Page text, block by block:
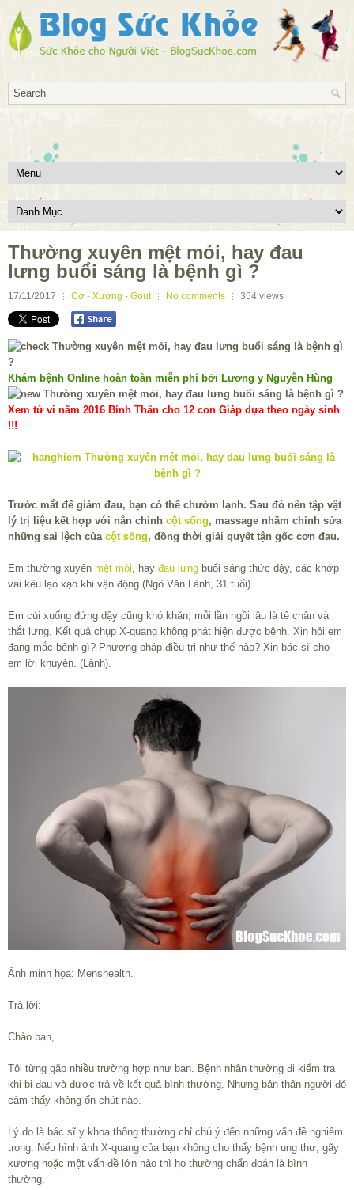
Thường xuyên mệt mỏi, hay đau
lưng buổi sáng là bệnh gì ?
17/11/2017 Cơ - Xương - Gout No comments 354 views
Khám bệnh Online hoàn toàn miễn phí bởi Lương y Nguyễn Hùng
Xem tử vi năm 2016 Bính Thân cho 12 con Giáp dựa theo ngày sinh
!!!
Trước mắt để giảm đau, bạn có thể chườm lạnh. Sau đó nên tập vật
lý trị liệu kết hợp với nắn chỉnh cột sống, massage nhằm chỉnh sửa
những sai lệch của cột sống, đồng thời giải quyết tận gốc cơn đau.
Em thường xuyên mệt mỏi, hay đau lưng buổi sáng thức dậy, các khớp
vai kêu lạo xạo khi vận động (Ngô Văn Lành, 31 tuổi).
Em cúi xuống đứng dậy cũng khó khăn, mỗi lần ngồi lâu là tê chân và
thắt lưng. Kết quả chụp X-quang không phát hiện được bệnh. Xin hỏi em
đang mắc bệnh gì? Phương pháp điều trị như thế nào? Xin bác sĩ cho
em lời khuyên. (Lành).
Ảnh minh họa: Menshealth.
Trả lời:
Chào bạn,
Tôi từng gặp nhiều trường hợp như bạn. Bệnh nhân thường đi kiểm tra
khi bị đau và được trả về kết quả bình thường. Nhưng bản thân người đó
cảm thấy không ổn chút nào.
Lý do là bác sĩ y khoa thông thường chỉ chú ý đến những vấn đề nghiêm
trọng. Nếu hình ảnh X-quang của bạn không cho thấy bệnh ung thư, gãy
xương hoặc một vấn đề lớn nào thì họ thường chẩn đoán là bình
thường.